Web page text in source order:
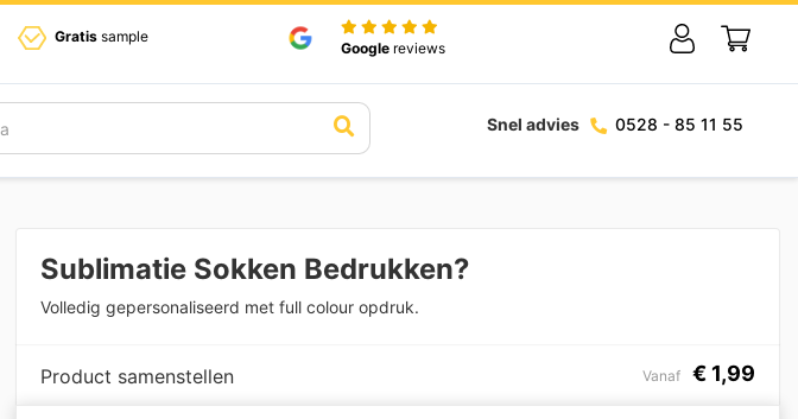
Gratis sample
Google reviews
Snel advies 0528 - 85 11 55
Sublimatie Sokken Bedrukken?
Volledig gepersonaliseerd met full colour opdruk.
Product samenstellen Vanaf € 1,99